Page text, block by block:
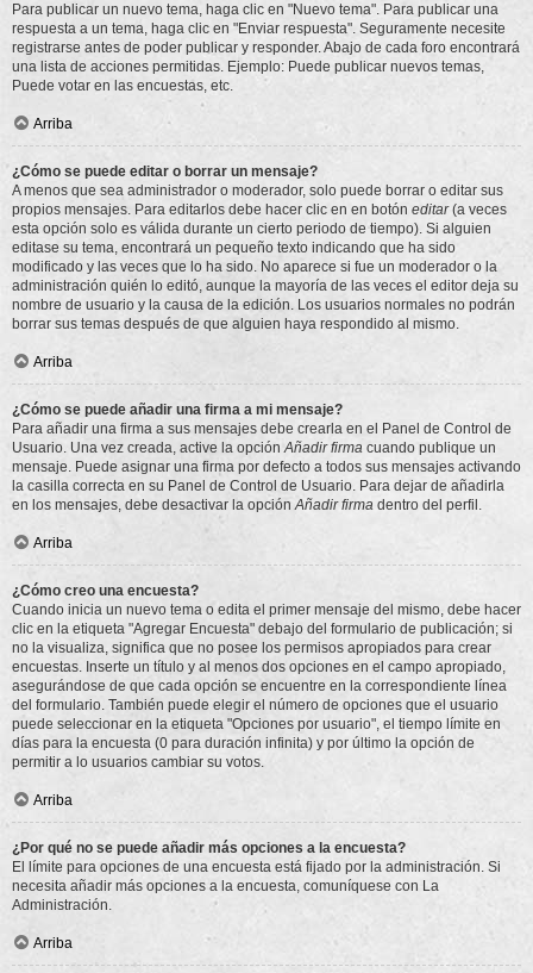
Para publicar un nuevo tema, haga clic en "Nuevo tema". Para publicar una
respuesta a un tema, haga clic en "Enviar respuesta". Seguramente necesite
registrarse antes de poder publicar y responder. Abajo de cada foro encontrará
una lista de acciones permitidas. Ejemplo: Puede publicar nuevos temas,
Puede votar en las encuestas, etc.
Arriba
¿Cómo se puede editar o borrar un mensaje?
A menos que sea administrador o moderador, solo puede borrar o editar sus
propios mensajes. Para editarlos debe hacer clic en en botón editar(a veces
esta opción solo es válida durante un cierto periodo de tiempo). Si alguien
editase su tema, encontrará un pequeño texto indicando que ha sido
modificado y las veces que lo ha sido. No aparece si fue un moderador o la
administración quién lo editó, aunque la mayoría de las veces el editor deja su
nombre de usuario y la causa de la edición. Los usuarios normales no podrán
borrar sus temas después de que alguien haya respondido al mismo.
Arriba
¿Cómo se puede añadir una firma a mi mensaje?
Para añadir una firma a sus mensajes debe crearla en el Panel de Control de
Usuario. Una vez creada, active la opciónAñadir firma cuando publique un
mensaje. Puede asignar una firma por defecto a todos sus mensajes activando
la casilla correcta en su Panel de Control de Usuario. Para dejar de añadirla
en los mensajes, debe desactivar la opciónAñadir firma dentro del perfil.
Arriba
¿Cómo creo una encuesta?
Cuando inicia un nuevo tema o edita el primer mensaje del mismo, debe hacer
clic en la etiqueta "Agregar Encuesta" debajo del formulario de publicación; si
no la visualiza, significa que no posee los permisos apropiados para crear
encuestas. Inserte un título y al menos dos opciones en el campo apropiado,
asegurándose de que cada opción se encuentre en la correspondiente línea
del formulario. También puede elegir el número de opciones que el usuario
puede seleccionar en la etiqueta "Opciones por usuario", el tiempo límite en
días para la encuesta (0 para duración infinita) y por último la opción de
permitir a lo usuarios cambiar su votos.
Arriba
¿Por qué no se puede añadir más opciones a la encuesta?
El límite para opciones de una encuesta está fijado por la administración. Si
necesita añadir más opciones a la encuesta, comuníquese con La
Administración.
Arriba